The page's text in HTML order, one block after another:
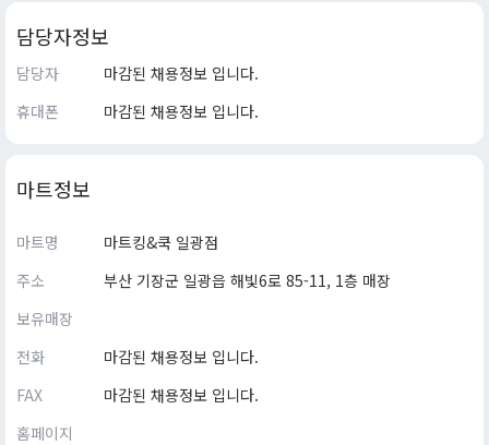
담당자정보
담당자
마감된 채용정보 입니다.
휴대폰
마감된 채용정보 입니다.
마트정보
마트명
마트킹&쿡 일광점
주소
부산 기장군 일광읍 해빛6로 85-11, 1층 매장
보유매장
전화
마감된 채용정보 입니다.
FAX
마감된 채용정보 입니다.
홈페이지